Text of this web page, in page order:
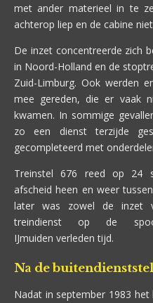
met ander materieel in te
achterop liep en de cabine
De inzet concentreerde zich
in Noord-Holland en de
Zuid-Limburg. Ook werden
mee gereden, die er vaak
kwamen. In sommige
zo een dienst terzijde
gecompleteerd met
Treinstel 676 reed op 24
afscheid heen en weer
later was zowel de inzet
treindienst op de
IJmuiden verleden tijd.
Na de
Nadat in september 1983